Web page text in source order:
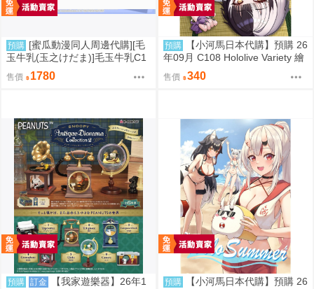
預購 [蜜瓜動漫同人周邊代購][毛
玉牛乳(玉之けだま)]毛玉牛乳C1
08新刊セット(同人誌)
售價 1780
預購
【小河馬日本代購】預購 26
年09月 C108 Hololive Variety 繪
師:Syun
售價 340
預購 訂金
【我家遊樂器】26年1
預購
【小河馬日本代購】預購 26